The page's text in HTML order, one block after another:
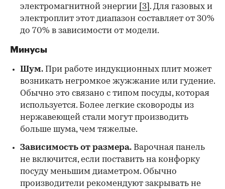
электромагнитной энергии
[3] . Для газовых и
электроплит этот диапазон составляет от 30%
до 70% в зависимости от модели.
Минусы
Шум. При работе индукционных плит может
возникать негромкое жужжание или гудение.
Обычно это связано с типом посуды, которая
используется. Более легкие сковороды из
нержавеющей стали могут производить
больше шума, чем тяжелые.
Зависимость от размера. Варочная панель
не включится, если поставить на конфорку
посуду меньшим диаметром. Обычно
производители рекомендуют закрывать не